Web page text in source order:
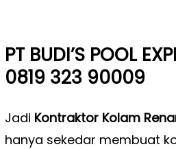
PT BUDI’S POOL
0819 323 90009
Jadi Kontraktor Kolam
hanya sekedar membuat